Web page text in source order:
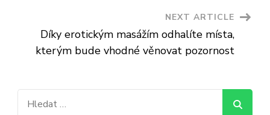
NEXT ARTICLE
Díky erotickým masážím odhalíte místa,
kterým bude vhodné věnovat pozornost